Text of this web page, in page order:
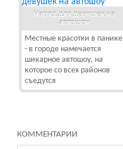
Наряд для девушек на
автошоу
Местные красотки в панике
- в городе намечается
шикарное автошоу, на
которое со всех районов
съедутся
КОММЕНТАРИИ